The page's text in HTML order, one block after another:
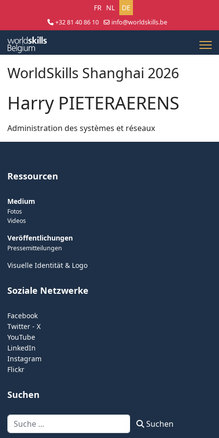
Sprache auswählen
FR NL DE
+32 81 40 86 10
info@worldskills.be
WorldSkills Shanghai 2026
Harry PIETERAERENS
Administration des systèmes et réseaux
Ressourcen
Medium
Fotos
Videos
Veröffentlichungen
Pressemitteilungen
Visuelle Identität & Logo
Soziale Netzwerke
Facebook
Twitter - X
YouTube
LinkedIn
Instagram
Flickr
Suchen
Suchen Suchen